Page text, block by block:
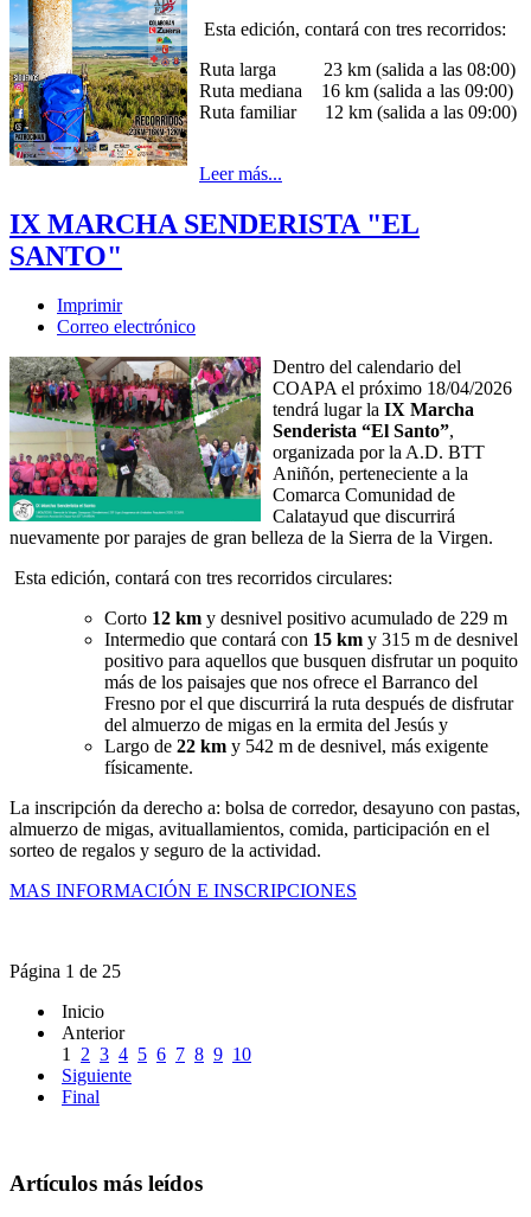
Esta edición, contará con tres recorridos:
Ruta larga 23 km (salida a las 08:00)
Ruta mediana 16 km (salida a las 09:00)
Ruta familiar 12 km (salida a las 09:00)
Leer más...
IX MARCHA SENDERISTA "EL
SANTO"
Imprimir
Correo electrónico
Dentro del calendario del
COAPA el próximo 18/04/2026
tendrá lugar la IX Marcha
Senderista “El Santo”,
organizada por la A.D. BTT
Aniñón, perteneciente a la
Comarca Comunidad de
Calatayud que discurrirá
nuevamente por parajes de gran belleza de la Sierra de la Virgen.
Esta edición, contará con tres recorridos circulares:
Corto 12 km y desnivel positivo acumulado de 229 m
Intermedio que contará con 15 km y 315 m de desnivel
positivo para aquellos que busquen disfrutar un poquito
más de los paisajes que nos ofrece el Barranco del
Fresno por el que discurrirá la ruta después de disfrutar
del almuerzo de migas en la ermita del Jesús y
Largo de 22 km y 542 m de desnivel, más exigente
físicamente.
La inscripción da derecho a: bolsa de corredor, desayuno con pastas,
almuerzo de migas, avituallamientos, comida, participación en el
sorteo de regalos y seguro de la actividad.
MAS INFORMACIÓN E INSCRIPCIONES
Página 1 de 25
Inicio
Anterior
1 2 3 4 5 6 7 8 9 10
Siguiente
Final
Artículos más leídos